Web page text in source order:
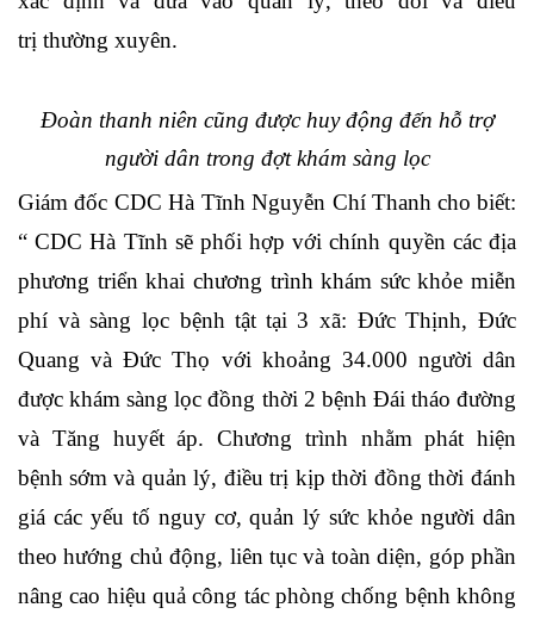
trị thường xuyên.
Đoàn thanh niên cũng được huy động đến hỗ trợ
người dân trong đợt khám sàng lọc
Giám đốc CDC Hà Tĩnh Nguyễn Chí Thanh cho biết:
“ CDC Hà Tĩnh sẽphối hợp với chính quyền các địa
phương triển khai chương trình khám sức khỏe miễn
phí và sàng lọc bệnh tật tại 3 xã: Đức Thịnh, Đức
Quang và Đức Thọ với khoảng 34.000 người dân
được khám sàng lọc đồng thời 2 bệnh Đái tháo đường
và Tăng huyết áp. Chương trình nhằm phát hiện
bệnh sớm và quản lý, điều trị kịp thời đồng thời đánh
giá các yếu tố nguy cơ, quản lý sức khỏe người dân
theo hướng chủ động, liên tục và toàn diện, góp phần
nâng cao hiệu quả công tác phòng chống bệnh không